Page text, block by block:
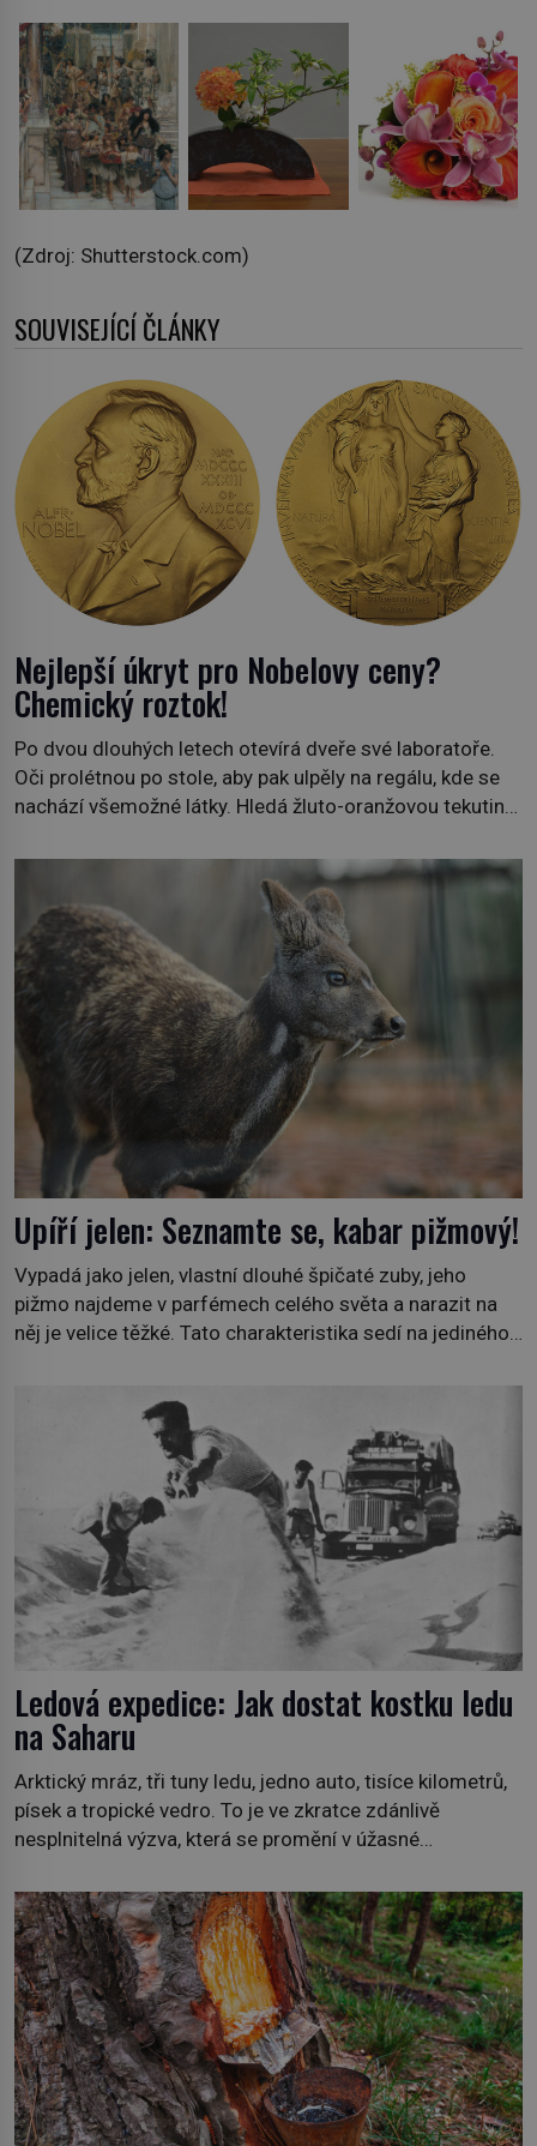
(Zdroj: Shutterstock.com)
SOUVISEJÍCÍ ČLÁNKY
Nejlepší úkryt pro Nobelovy ceny?
Chemický roztok!
Po dvou dlouhých letech otevírá dveře své laboratoře.
Oči prolétnou po stole, aby pak ulpěly na regálu, kde se
nachází všemožné látky. Hledá žluto-oranžovou tekutinu,
plán dokončit. Pod termínem aqua regia se skrývá
směs s názvem lučavka královská. Svůj přídomek nemá
pro nic za nic, […]
Upíří jelen: Seznamte se, kabar pižmový!
Vypadá jako jelen, vlastní dlouhé špičaté zuby, jeho
pižmo najdeme v parfémech celého světa a narazit na
něj je velice těžké. Tato charakteristika sedí na jediného
1778), jenže v Asii o něm ví už celá staletí. Zvíře
připomíná jelena, v kohoutku dosahuje […]
Ledová expedice: Jak dostat kostku ledu
na Saharu
Arktický mráz, tři tuny ledu, jedno auto, tisíce kilometrů,
písek a tropické vedro. To je ve zkratce zdánlivě
nesplnitelná výzva, která se promění v úžasné
na podzim 1958 jako hec. Rádio Luxembourg přichází s
neobvyklou výzvou. Tomu, kdo dokáže dopravit ze
severního polárního kruhu na […]